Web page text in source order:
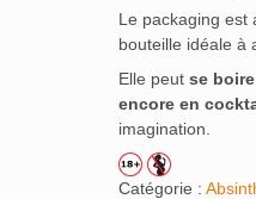
Le packaging est
bouteille idéale à
Elle peut se
encore en
imagination.
Catégorie :